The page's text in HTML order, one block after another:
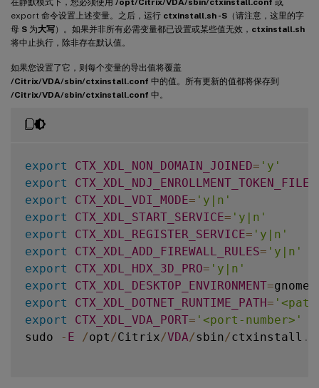
在静默模式下，您必须使用 /opt/Citrix/VDA/sbin/ctxinstall.conf 或
export 命令设置上述变量。之后，运行 ctxinstall.sh -S （请注意，这里的字
母 S 为大写）。如果并非所有必需变量都已设置或某些值无效， ctxinstall.sh
将中止执行，除非存在默认值。
如果您设置了它，则每个变量的导出值将覆盖
/Citrix/VDA/sbin/ctxinstall.conf 中的值。所有更新的值都将保存到
/Citrix/VDA/sbin/ctxinstall.conf 中。
export CTX_XDL_NON_DOMAIN_JOINED= 'y'
export
CTX_XDL_NDJ_ENROLLMENT_TOKEN_FILE
export
CTX_XDL_VDI_MODE= 'y|n'
export
CTX_XDL_START_SERVICE= 'y|n'
export
CTX_XDL_REGISTER_SERVICE= 'y|n'
export
CTX_XDL_ADD_FIREWALL_RULES= 'y|n'
export
CTX_XDL_HDX_3D_PRO= 'y|n'
export
CTX_XDL_DESKTOP_ENVIRONMENT=gnome
export
CTX_XDL_DOTNET_RUNTIME_PATH=
export
CTX_XDL_VDA_PORT= '<port-number>'
sudo
- E /opt/Citrix/VDA/sbin/ctxinstall .